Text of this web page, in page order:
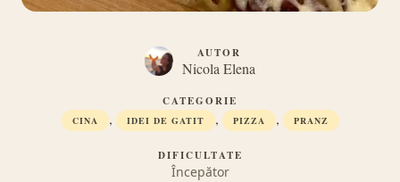
AUTOR
Nicola Elena
CATEGORIE
CINA , IDEI DE GATIT , PIZZA , PRANZ
DIFICULTATE
Începător